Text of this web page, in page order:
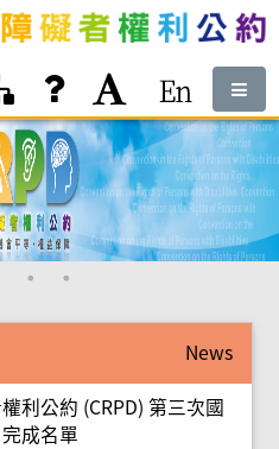
News
利公約 (CRPD) 第三次國
成名單